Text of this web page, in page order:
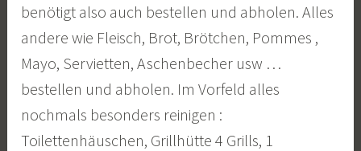
benötigt also auch bestellen und abholen. Alles
andere wie Fleisch, Brot, Brötchen, Pommes ,
Mayo, Servietten, Aschenbecher usw …
bestellen und abholen. Im Vorfeld alles
nochmals besonders reinigen :
Toilettenhäuschen, Grillhütte 4 Grills, 1